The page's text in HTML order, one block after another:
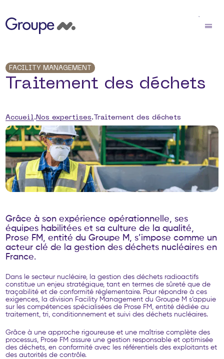
FACILITY MANAGEMENT
Traitement des déchets
Accueil Nos expertises Traitement des déchets
Grâce à son expérience opérationne le, ses
équipes habi itées et sa cu lture de la qua ité,
Prose FM, entité du Groupe M, s’impose comme un
acteur c lé de la gestion des déchets nuc léaires en
France.
Dans le secteur nucléaire, la gestion des déchets radioactifs
constitue un enjeu stratégique, tant en termes de sûreté que de
traçabilité et de conformité réglementaire. Pour répondre à ces
exigences, la division Facility Management du Groupe M s’appuie
sur les compétences spécialisées de Prose FM, entité dédiée au
traitement, tri, conditionnement et suivi des déchets nucléaires.
Grâce à une approche rigoureuse et une maîtrise complète des
processus, Prose FM assure une gestion responsable et optimisée
des déchets, en conformité avec les référentiels des exploitants et
des autorités de contrôle.